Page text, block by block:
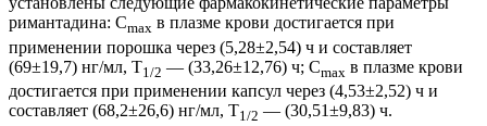
римантадина: Cmax в плазме крови достигается при
применении порошка через (5,28±2,54) ч и составляет
(69±19,7) нг/мл, T1/2 — (33,26±12,76) ч; Cmax в плазме крови
достигается при применении капсул через (4,53±2,52) ч и
составляет (68,2±26,6) нг/мл, T1/2 — (30,51±9,83) ч.